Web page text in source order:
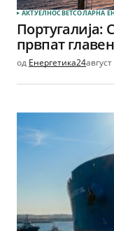
АКТУЕЛНОСВЕТСОЛАРНА
Португалија:
првпат
од Енергетика24